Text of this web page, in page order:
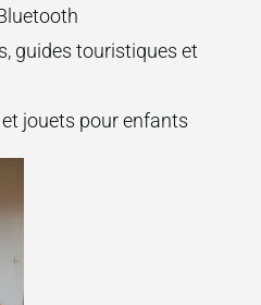
guides touristiques et
jouets pour enfants